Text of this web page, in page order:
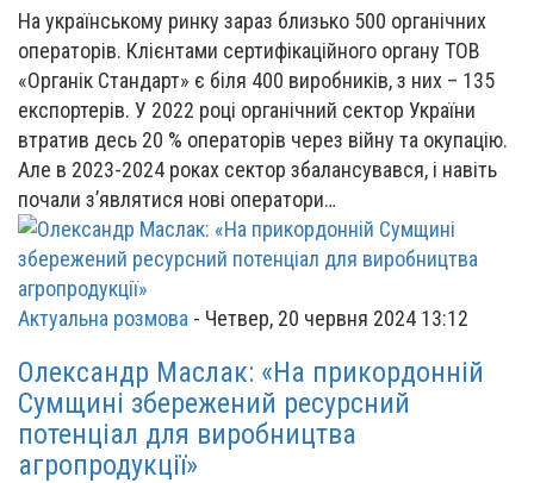
На українському ринку зараз близько 500 органічних
операторів. Клієнтами сертифікаційного органу ТОВ
«Органік Стандарт» є біля 400 виробників, з них – 135
експортерів. У 2022 році органічний сектор України
втратив десь 20 % операторів через війну та окупацію.
Але в 2023-2024 роках сектор збалансувався, і навіть
почали з’являтися нові оператори…
Актуальна розмова - Четвер, 20 червня 2024 13:12
Олександр Маслак: «На прикордонній
Сумщині збережений ресурсний
потенціал для виробництва
агропродукції»